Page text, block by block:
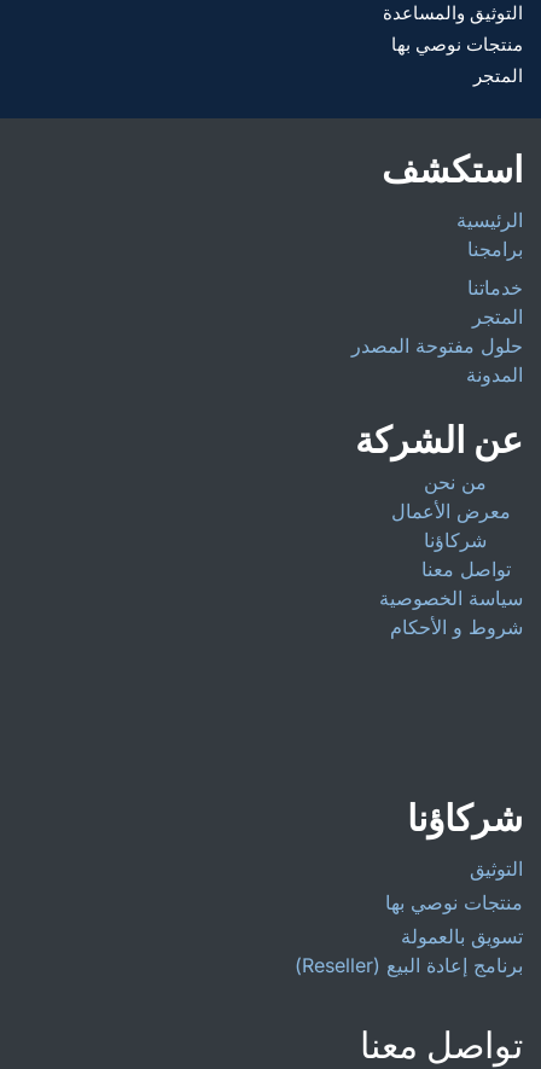
التوثيق والمساعدة
منتجات نوصي بها
المتجر
استكشف
الرئيسية
برامجنا
خدماتنا
المتجر
حلول مفتوحة المصدر
المدونة
عن الشركة
من نحن
معرض الأعمال
شركاؤنا
تواصل معنا
سياسة الخصوصية
شروط و الأحكام
شركاؤنا
التوثيق
منتجات نوصي بها
تسويق بالعمولة
برنامج إعادة البيع (Reseller)
تواصل معنا